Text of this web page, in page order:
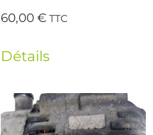
60,00€ TTC
Détails